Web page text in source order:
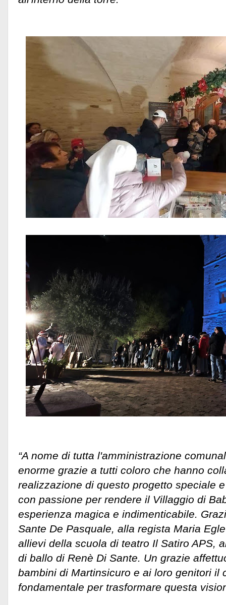
“A nome di tutta l'amministrazione
enorme grazie a tutti coloro che hanno
realizzazione di questo progetto speciale
con passione per rendere il Villaggio di
esperienza magica e indimenticabile.
Sante De Pasquale, alla regista Maria
allievi della scuola di teatro Il Satiro APS,
di ballo di Renè Di Sante. Un grazie
bambini di Martinsicuro e ai loro genitori il
fondamentale per trasformare questa